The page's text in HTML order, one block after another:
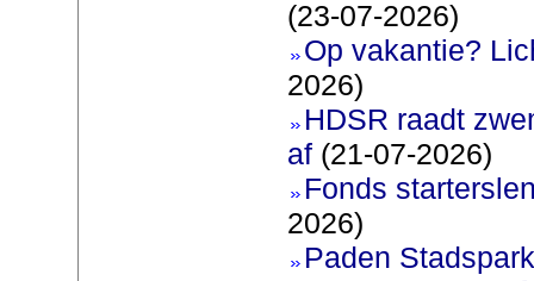
(23-07-2026)
Op vakantie?
2026)
HDSR raadt
af(21-07-2026)
Fonds
2026)
Paden